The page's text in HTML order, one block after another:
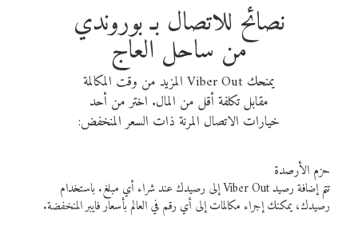
نصائح للاتصال بـ بوروندي
من ساحل العاج
يمنحك Viber Out المزيد من وقت المكالمة
مقابل تكلفة أقل من المال. اختر من أحد
خيارات الاتصال المرنة ذات السعر المنخفض:
حزم الأرصدة
تتم إضافة رصيد Viber Out إلى رصيدك عند شراء أي مبلغ. باستخدام
رصيدك، يمكنك إجراء مكالمات إلى أي رقم في العالم بأسعار فايبر المنخفضة.